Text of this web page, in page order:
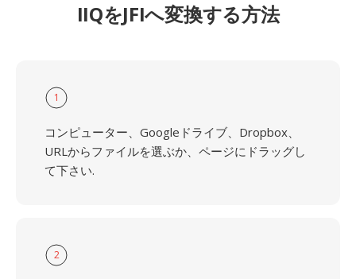
IIQをJFIへ変換する方法
1
コンピューター、Googleドライブ、Dropbox、
URLからファイルを選ぶか、ページにドラッグし
て下さい.
2